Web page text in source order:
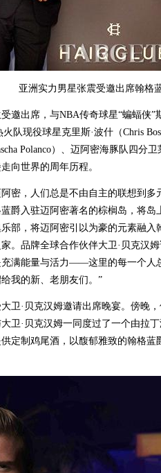
亚洲实力男星张震受邀出席翰格
出席，与NBA传奇球星“蝙蝠侠”
火队现役球星克里斯·波什（Chris
Polanco）、迈阿密海豚队四分
向世界的周年历程。
，人们总是不由自主的联想到多
爵入驻迈阿密著名的棕榈岛，将
部，将迈阿密引以为豪的元素融
。品牌全球合作伙伴大卫·贝克汉
满能量与活力——这里的每一个人
我的新、老朋友们。”
·贝克汉姆邀请出席晚宴。傍晚，
卫·贝克汉姆一同度过了一个由拉
定制鸡尾酒，以馥郁雅致的翰格